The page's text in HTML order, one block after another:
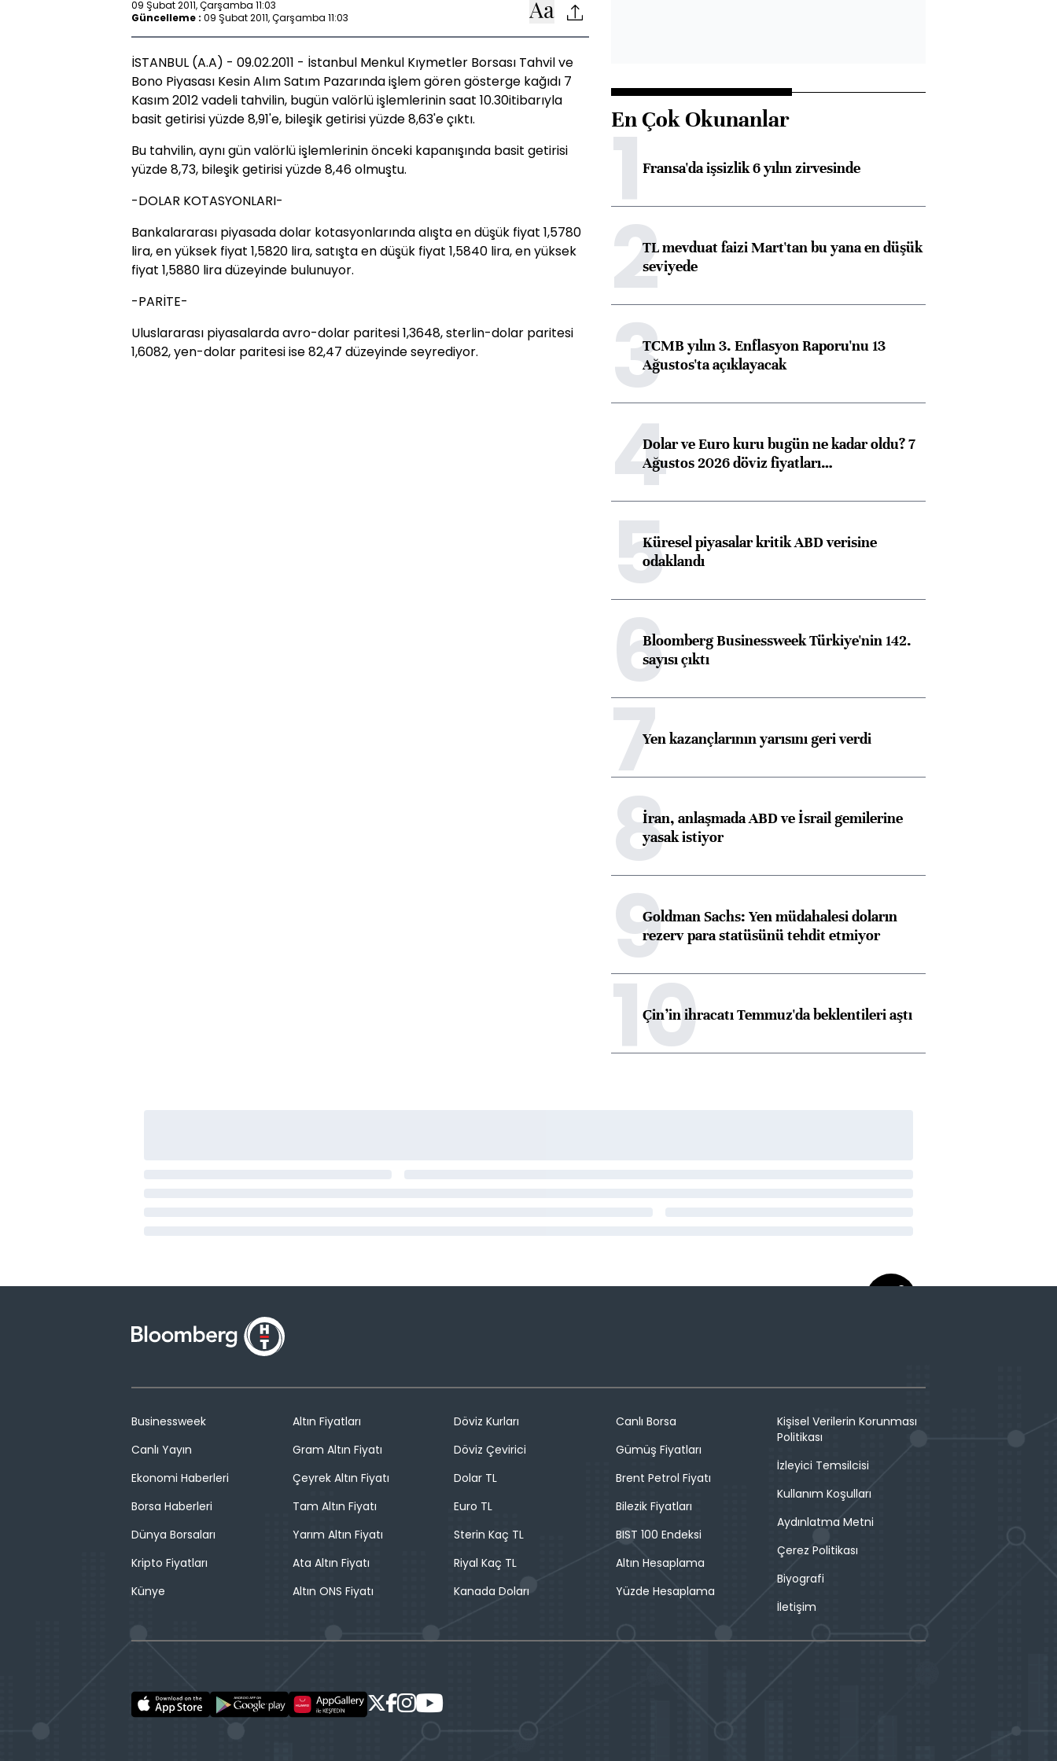
09 Şubat 2011, Çarşamba 11:03
Güncelleme : 09 Şubat 2011, Çarşamba 11:03
İSTANBUL (A.A) - 09.02.2011 - İstanbul Menkul Kıymetler Borsası Tahvil ve
Bono Piyasası Kesin Alım Satım Pazarında işlem gören gösterge kağıdı 7
Kasım 2012 vadeli tahvilin, bugün valörlü işlemlerinin saat 10.30itibarıyla
basit getirisi yüzde 8,91'e, bileşik getirisi yüzde 8,63'e çıktı.
Bu tahvilin, aynı gün valörlü işlemlerinin önceki kapanışında basit getirisi
yüzde 8,73, bileşik getirisi yüzde 8,46 olmuştu.
-DOLAR KOTASYONLARI-
Bankalararası piyasada dolar kotasyonlarında alışta en düşük fiyat 1,5780
lira, en yüksek fiyat 1,5820 lira, satışta en düşük fiyat 1,5840 lira, en yüksek
fiyat 1,5880 lira düzeyinde bulunuyor.
-PARİTE-
Uluslararası piyasalarda avro-dolar paritesi 1,3648, sterlin-dolar paritesi
1,6082, yen-dolar paritesi ise 82,47 düzeyinde seyrediyor.
En Çok Okunanlar
1Fransa'da işsizlik 6 yılın zirvesinde
2TL mevduat faizi Mart'tan bu yana en düşük
seviyede
3TCMB yılın 3. Enflasyon Raporu'nu 13
Ağustos'ta açıklayacak
4Dolar ve Euro kuru bugün ne kadar oldu? 7
Ağustos 2026 döviz fiyatları…
5Küresel piyasalar kritik ABD verisine
odaklandı
6Bloomberg Businessweek Türkiye'nin 142.
sayısı çıktı
7Yen kazançlarının yarısını geri verdi
8İran, anlaşmada ABD ve İsrail gemilerine
yasak istiyor
9Goldman Sachs: Yen müdahalesi doların
rezerv para statüsünü tehdit etmiyor
10
Çin’in ihracatı Temmuz'da beklentileri aştı
Businessweek
Canlı Yayın
Ekonomi Haberleri
Borsa Haberleri
Dünya Borsaları
Kripto Fiyatları
Künye
Altın Fiyatları
Gram Altın Fiyatı
Çeyrek Altın Fiyatı
Tam Altın Fiyatı
Yarım Altın Fiyatı
Ata Altın Fiyatı
Altın ONS Fiyatı
Döviz Kurları
Döviz Çevirici
Dolar TL
Euro TL
Sterin Kaç TL
Riyal Kaç TL
Kanada Doları
Canlı Borsa
Gümüş Fiyatları
Brent Petrol Fiyatı
Bilezik Fiyatları
BIST 100 Endeksi
Altın Hesaplama
Yüzde Hesaplama
Kişisel Verilerin Korunması
Politikası
İzleyici Temsilcisi
Kullanım Koşulları
Aydınlatma Metni
Çerez Politikası
Biyografi
İletişim